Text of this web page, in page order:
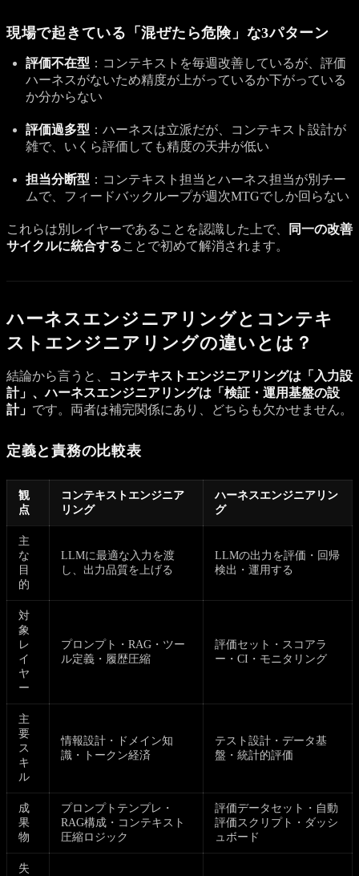
現場で起きている「混ぜたら危険」な3パターン
評価不在型 ：コンテキストを毎週改善しているが、評価
ハーネスがないため精度が上がっているか下がっている
か分からない
評価過多型 ：ハーネスは立派だが、コンテキスト設計が
雑で、いくら評価しても精度の天井が低い
担当分断型 ：コンテキスト担当とハーネス担当が別チー
ムで、フィードバックループが週次MTGでしか回らない
これらは別レイヤーであることを認識した上で、
同一の改善
サイクルに統合することで初めて解消されます。
ハーネスエンジニアリングとコンテキ
ストエンジニアリングの違いとは？
結論から言うと、
コンテキストエンジニアリングは「入力設
計」、ハーネスエンジニアリングは「検証・運用基盤の設
計」 です。両者は補完関係にあり、どちらも欠かせません。
定義と責務の比較表
観
点
コンテキストエンジニア
リング
ハーネスエンジニアリン
グ
主
な
目
的
LLMに最適な入力を渡
し、出力品質を上げる
LLMの出力を評価・回帰
検出・運用する
対
象
レ
イ
ヤ
ー
プロンプト・RAG・ツー
ル定義・履歴圧縮
評価セット・スコアラ
ー・CI・モニタリング
主
要
ス
キ
ル
情報設計・ドメイン知
識・トークン経済
テスト設計・データ基
盤・統計的評価
成
果
物
プロンプトテンプレ・
RAG構成・コンテキスト
圧縮ロジック
評価データセット・自動
評価スクリプト・ダッシ
ュボード
失